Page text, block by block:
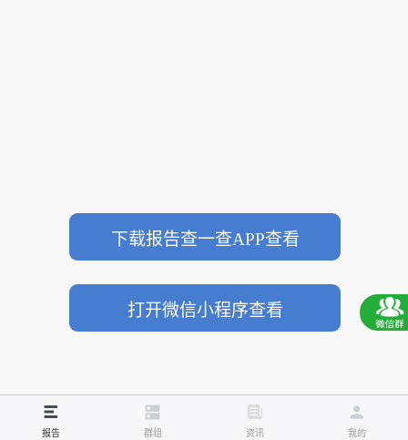
下载报告查一查APP查看
打开微信小程序查看
报告 群组 资讯 我的